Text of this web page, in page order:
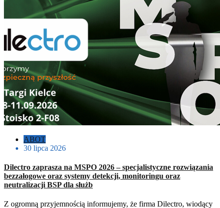
ABOT
30 lipca 2026
Dilectro zaprasza na MSPO 2026 – specjalistyczne rozwiązania
bezzałogowe oraz systemy detekcji, monitoringu oraz
neutralizacji BSP dla służb
Z ogromną przyjemnością informujemy, że firma Dilectro, wiodący